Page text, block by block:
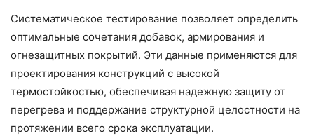
Систематическое тестирование позволяет определить
оптимальные сочетания добавок, армирования и
огнезащитных покрытий. Эти данные применяются для
проектирования конструкций с высокой
термостойкостью, обеспечивая надежную защиту от
перегрева и поддержание структурной целостности на
протяжении всего срока эксплуатации.